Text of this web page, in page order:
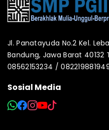
Jl. Panatayuda No.2 Kel.
Bandung, Jawa Barat 40132
08562153234 /
Sosial Media